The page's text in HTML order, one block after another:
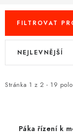
LODNÍ MOTORY
NAFUKOVACÍ
FILTROVAT
V
i
Stránka 1 z 2 - 19
Ř
e
NEJLEVNĚJŠÍ
Páka řízení k